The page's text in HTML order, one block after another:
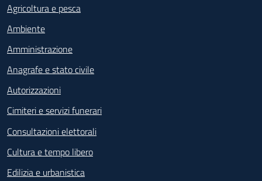
Agricoltura e pesca
Ambiente
Amministrazione
Anagrafe e stato civile
Autorizzazioni
Cimiteri e servizi funerari
Consultazioni elettorali
Cultura e tempo libero
Edilizia e urbanistica